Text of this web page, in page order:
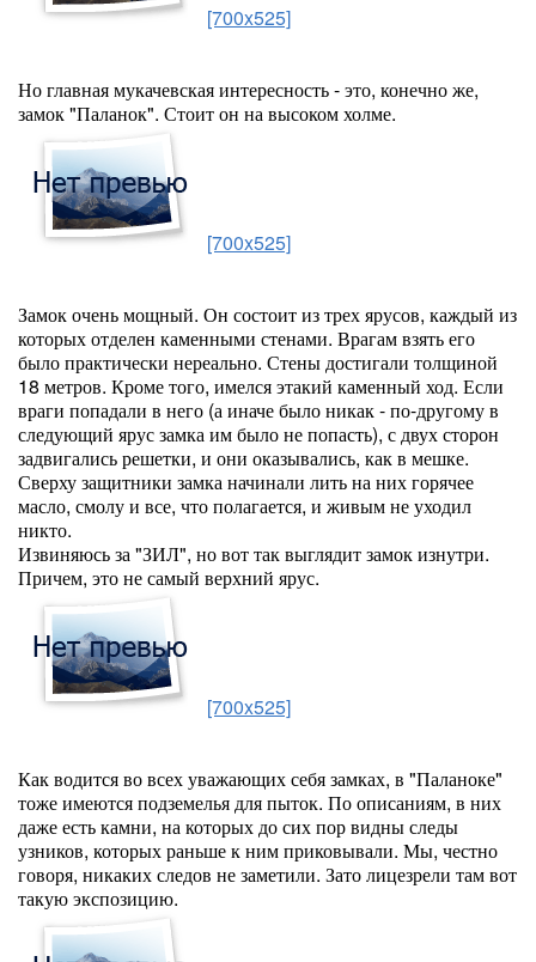
[700x525]
Но главная мукачевская интересность - это, конечно же,
замок "Паланок". Стоит он на высоком холме.
[700x525]
Замок очень мощный. Он состоит из трех ярусов, каждый из
которых отделен каменными стенами. Врагам взять его
было практически нереально. Стены достигали толщиной
18 метров. Кроме того, имелся этакий каменный ход. Если
враги попадали в него (а иначе было никак - по-другому в
следующий ярус замка им было не попасть), с двух сторон
задвигались решетки, и они оказывались, как в мешке.
Сверху защитники замка начинали лить на них горячее
масло, смолу и все, что полагается, и живым не уходил
никто.
Извиняюсь за "ЗИЛ", но вот так выглядит замок изнутри.
Причем, это не самый верхний ярус.
[700x525]
Как водится во всех уважающих себя замках, в "Паланоке"
тоже имеются подземелья для пыток. По описаниям, в них
даже есть камни, на которых до сих пор видны следы
узников, которых раньше к ним приковывали. Мы, честно
говоря, никаких следов не заметили. Зато лицезрели там вот
такую экспозицию.